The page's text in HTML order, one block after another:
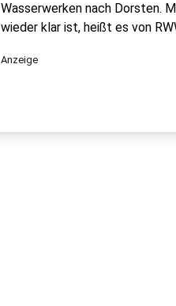
Wasserwerken nach Dorsten.
wieder klar ist, heißt es von
Anzeige